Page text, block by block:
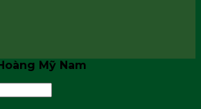
Mỹ Nam